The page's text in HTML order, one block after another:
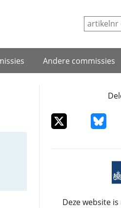
Andere commissies
Deel dit item op X
Deel dit
Deze website